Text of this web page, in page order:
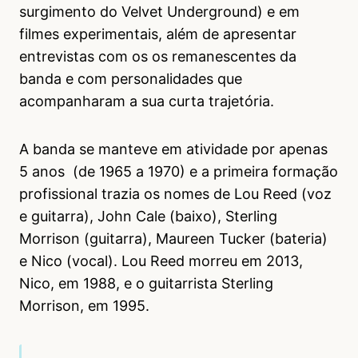
surgimento do Velvet Underground) e em
filmes experimentais, além de apresentar
entrevistas com os os remanescentes da
banda e com personalidades que
acompanharam a sua curta trajetória.
A banda se manteve em atividade por apenas
5 anos (de 1965 a 1970) e a primeira formação
profissional trazia os nomes de Lou Reed (voz
e guitarra), John Cale (baixo), Sterling
Morrison (guitarra), Maureen Tucker (bateria)
e Nico (vocal). Lou Reed morreu em 2013,
Nico, em 1988, e o guitarrista Sterling
Morrison, em 1995.